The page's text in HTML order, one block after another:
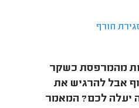
חורף
מהמרפסת כשקר
אבל להרגיש את
יעלה לכם? המאמר